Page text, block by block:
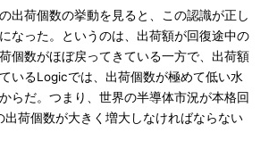
出荷個数の挙動を見ると、この認識が正し
なった。というのは、出荷額が回復途中の
個数がほぼ戻ってきている一方で、出荷額
いるLogicでは、出荷個数が極めて低い水
らだ。つまり、世界の半導体市況が本格回
荷個数が大きく増大しなければならない